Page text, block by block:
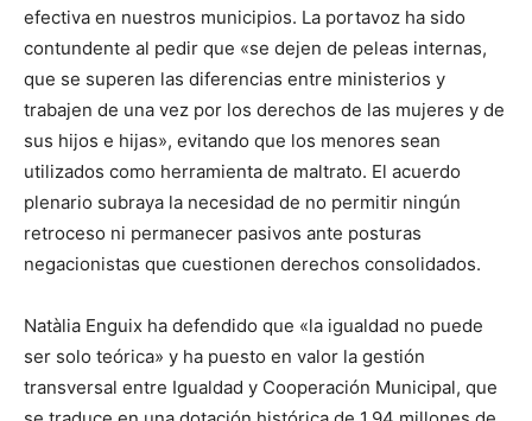
efectiva en nuestros municipios. La portavoz ha sido
contundente al pedir que «se dejen de peleas internas,
que se superen las diferencias entre ministerios y
trabajen de una vez por los derechos de las mujeres y de
sus hijos e hijas», evitando que los menores sean
utilizados como herramienta de maltrato. El acuerdo
plenario subraya la necesidad de no permitir ningún
retroceso ni permanecer pasivos ante posturas
negacionistas que cuestionen derechos consolidados.
Natàlia Enguix ha defendido que «la igualdad no puede
ser solo teórica» y ha puesto en valor la gestión
transversal entre Igualdad y Cooperación Municipal, que